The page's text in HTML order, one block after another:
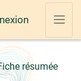
résumée